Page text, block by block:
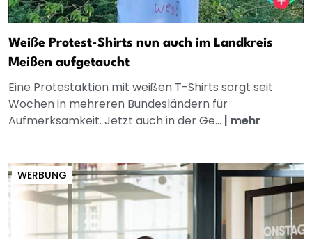
Weiße Protest-Shirts nun auch im Landkreis
Meißen aufgetaucht
Eine Protestaktion mit weißen T-Shirts sorgt seit
Wochen in mehreren Bundesländern für
Aufmerksamkeit. Jetzt auch in der Ge... | mehr
WERBUNG